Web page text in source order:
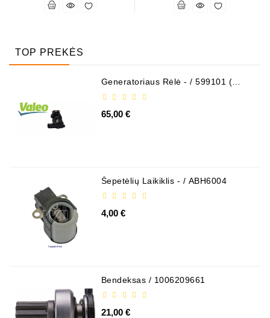
TOP PREKĖS
Generatoriaus Rėlė - / 599101 (
65,00 €
Šepetėlių Laikiklis - / ABH6004
4,00 €
Bendeksas / 1006209661
21,00 €